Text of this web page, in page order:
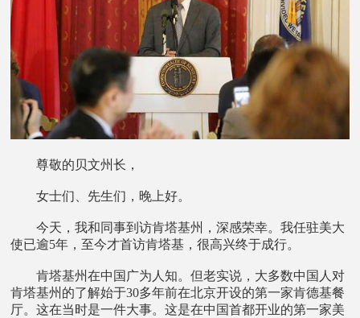
尊敬的贝文州长，
女士们、先生们，晚上好。
今天，我和同事到访肯塔基州，深感荣幸。我任驻美大
使已逾5年，至今才首访肯塔基，很高兴终于成行。
肯塔基州在中国广为人知。但老实说，大多数中国人对
肯塔基州的了解始于30多年前在北京开设的第一家肯德基餐
厅。这在当时是一件大事。这是在中国首都开业的第一家美